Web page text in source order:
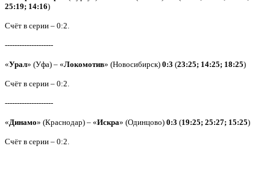
25:19; 14:16)
Счёт в серии – 0:2.
--------------------
«Урал» (Уфа) – «Локомотив» (Новосибирск) 0:3 (23:25; 14:25; 18:25)
Счёт в серии – 0:2.
--------------------
«Динамо» (Краснодар) – «Искра» (Одинцово) 0:3 (19:25; 25:27; 15:25)
Счёт в серии – 0:2.